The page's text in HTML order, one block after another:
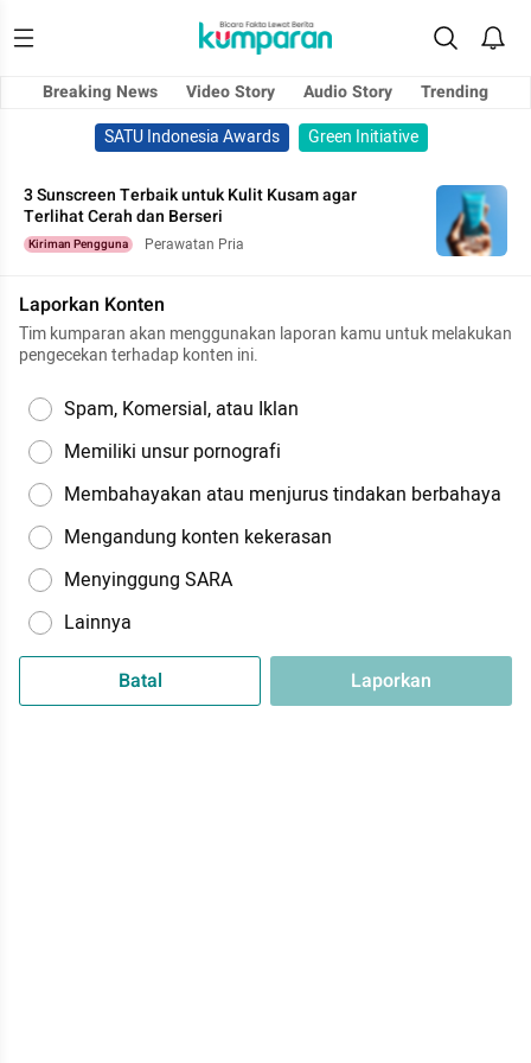
Breaking News Video Story Audio Story
Trending
SATU Indonesia Awards
Green Initiative
3 Sunscreen Terbaik untuk Kulit Kusam agar
Terlihat Cerah dan Berseri
Kiriman Pengguna Perawatan Pria
Laporkan Konten
Tim kumparan akan menggunakan laporan kamu untuk melakukan
pengecekan terhadap konten ini.
Spam, Komersial, atau Iklan
Memiliki unsur pornografi
Membahayakan atau menjurus tindakan berbahaya
Mengandung konten kekerasan
Menyinggung SARA
Lainnya
Batal Laporkan